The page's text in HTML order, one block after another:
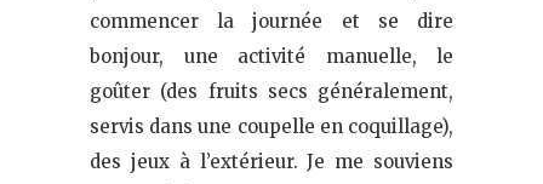
commencer la journée et se dire
bonjour, une activité manuelle, le
goûter (des fruits secs généralement,
servis dans une coupelle en coquillage),
des jeux à l’extérieur. Je me souviens